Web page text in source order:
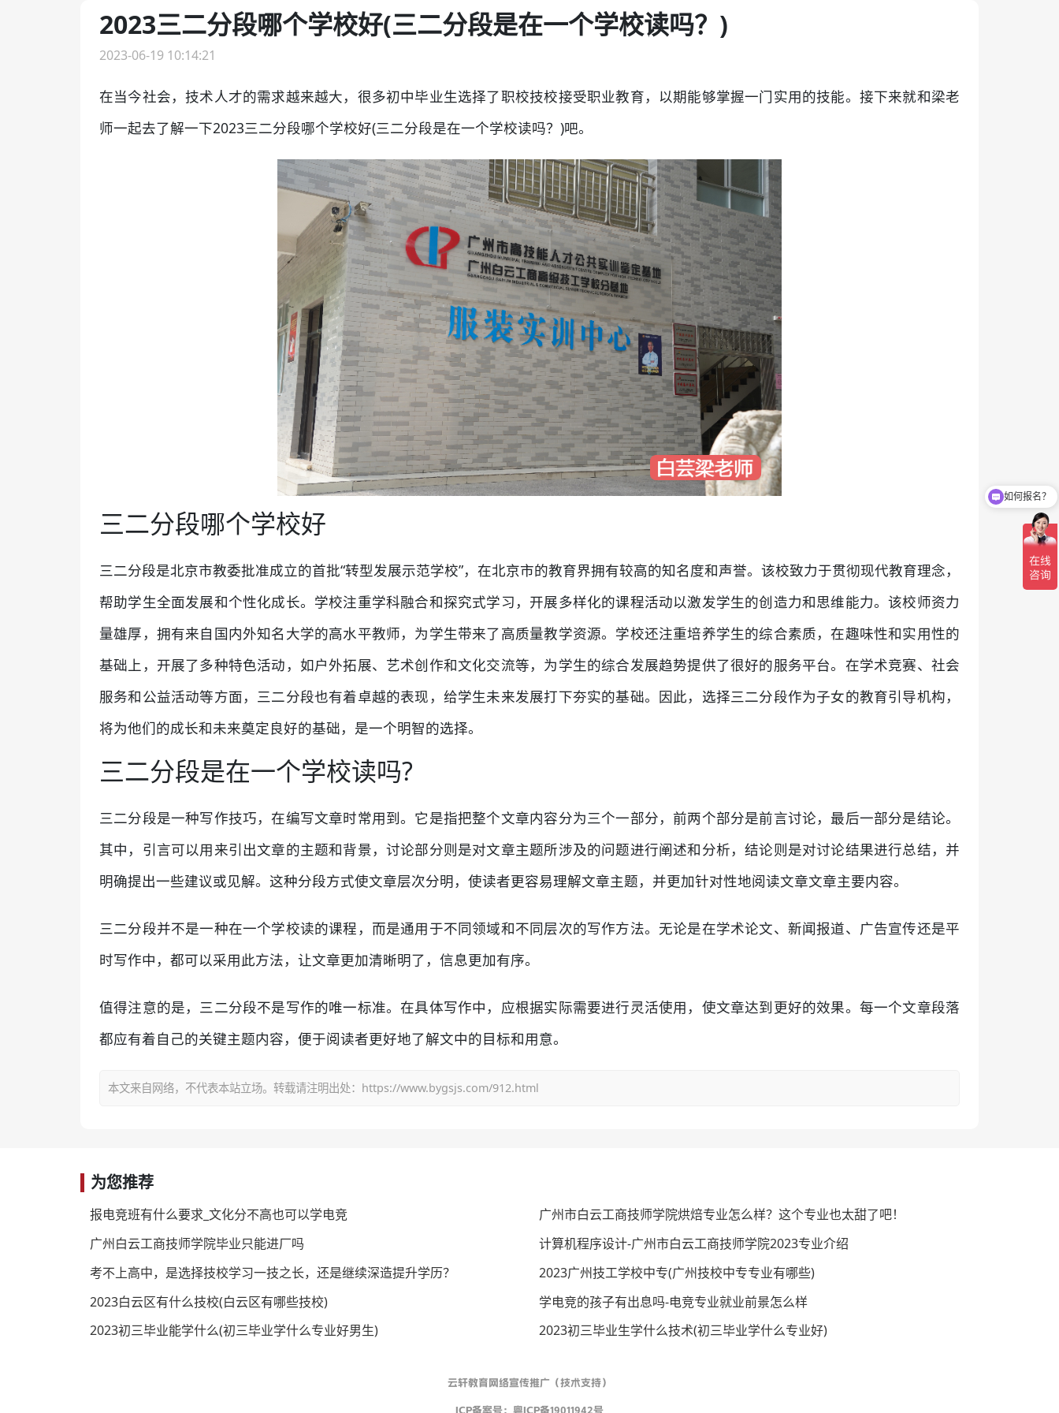
2023三二分段哪个学校好(三二分段是在一个学校读吗？)
2023-06-19 10:14:21
在当今社会，技术人才的需求越来越大，很多初中毕业生选择了职校技校接受职业教育，以期能够掌握一门实用的技能。接下来就和梁老
师一起去了解一下2023三二分段哪个学校好(三二分段是在一个学校读吗？)吧。
三二分段哪个学校好
三二分段是北京市教委批准成立的首批“转型发展示范学校”，在北京市的教育界拥有较高的知名度和声誉。该校致力于贯彻现代教育理念，
帮助学生全面发展和个性化成长。学校注重学科融合和探究式学习，开展多样化的课程活动以激发学生的创造力和思维能力。该校师资力
量雄厚，拥有来自国内外知名大学的高水平教师，为学生带来了高质量教学资源。学校还注重培养学生的综合素质，在趣味性和实用性的
基础上，开展了多种特色活动，如户外拓展、艺术创作和文化交流等，为学生的综合发展趋势提供了很好的服务平台。在学术竞赛、社会
服务和公益活动等方面，三二分段也有着卓越的表现，给学生未来发展打下夯实的基础。因此，选择三二分段作为子女的教育引导机构，
将为他们的成长和未来奠定良好的基础，是一个明智的选择。
三二分段是在一个学校读吗?
三二分段是一种写作技巧，在编写文章时常用到。它是指把整个文章内容分为三个一部分，前两个部分是前言讨论，最后一部分是结论。
其中，引言可以用来引出文章的主题和背景，讨论部分则是对文章主题所涉及的问题进行阐述和分析，结论则是对讨论结果进行总结，并
明确提出一些建议或见解。这种分段方式使文章层次分明，使读者更容易理解文章主题，并更加针对性地阅读文章文章主要内容。
三二分段并不是一种在一个学校读的课程，而是通用于不同领域和不同层次的写作方法。无论是在学术论文、新闻报道、广告宣传还是平
时写作中，都可以采用此方法，让文章更加清晰明了，信息更加有序。
值得注意的是，三二分段不是写作的唯一标准。在具体写作中，应根据实际需要进行灵活使用，使文章达到更好的效果。每一个文章段落
都应有着自己的关键主题内容，便于阅读者更好地了解文中的目标和用意。
本文来自网络，不代表本站立场。转载请注明出处：https://www.bygsjs.com/912.html
为您推荐
报电竞班有什么要求_文化分不高也可以学电竞
广州市白云工商技师学院烘焙专业怎么样？这个专业也太甜了吧！
广州白云工商技师学院毕业只能进厂吗
计算机程序设计-广州市白云工商技师学院2023专业介绍
考不上高中，是选择技校学习一技之长，还是继续深造提升学历？
2023广州技工学校中专(广州技校中专专业有哪些)
2023白云区有什么技校(白云区有哪些技校)
学电竞的孩子有出息吗-电竞专业就业前景怎么样
2023初三毕业能学什么(初三毕业学什么专业好男生)
2023初三毕业生学什么技术(初三毕业学什么专业好)
云轩教育网络宣传推广（技术支持）
ICP备案号： 粤ICP备19011942号
如何报名？